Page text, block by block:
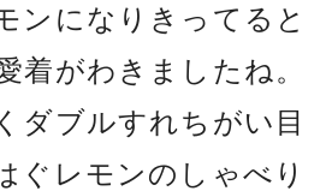
ンになりきってると
着がわきましたね。
ダブルすれちがい目
ぐレモンのしゃべり